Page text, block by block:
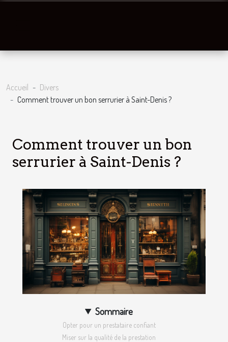
Accueil
Divers
Comment trouver un bon serrurier à Saint-Denis ?
Comment trouver un bon
serrurier à Saint-Denis ?
Sommaire
Opter pour un prestataire confiant
Miser sur la qualité de la prestation